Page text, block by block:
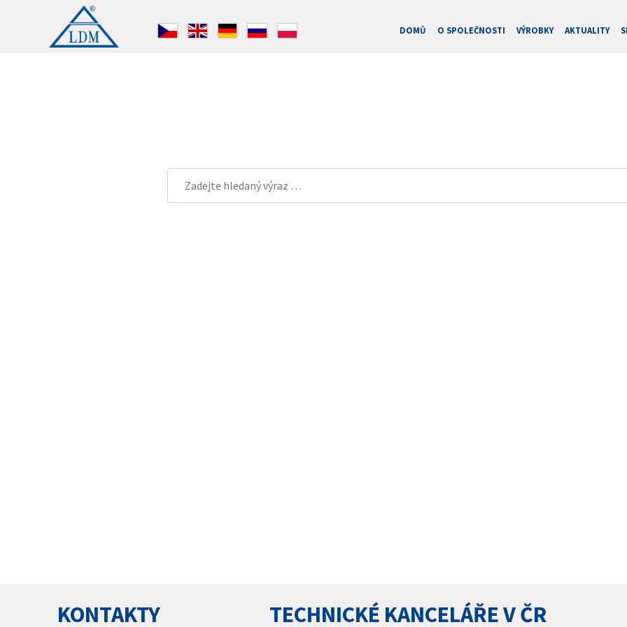
DOMŮ O SPOLEČNOSTI VÝROBKY AKTUALITY
KONTAKTY TECHNICKÉ KANCELÁŘE V ČR